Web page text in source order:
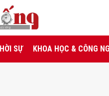
SỰ KHOA HỌC & CÔNG